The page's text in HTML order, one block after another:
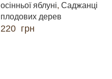
осінньої яблуні, Саджанці
плодових дерев
220 грн